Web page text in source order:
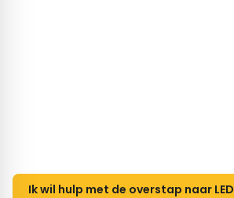
Ik wil hulp met de overstap naar LED